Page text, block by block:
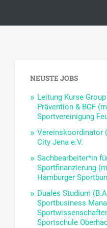
NEUSTE JOBS
Leitung Kurse
Prävention & BGF
Sportvereinigung
Vereinskoordinator
City Jena e.V.
Sachbearbeiter*in
Sportfinanzierung
Hamburger
Duales Studium
Sportbusiness
Sportschule